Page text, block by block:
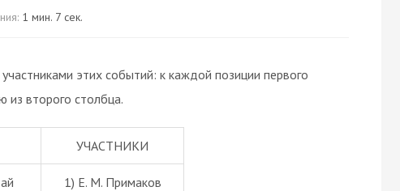
1 мин. 7 сек.
этих событий: к каждой позиции первого
из второго столбца.
УЧАСТНИКИ
1) Е. М. Примаков